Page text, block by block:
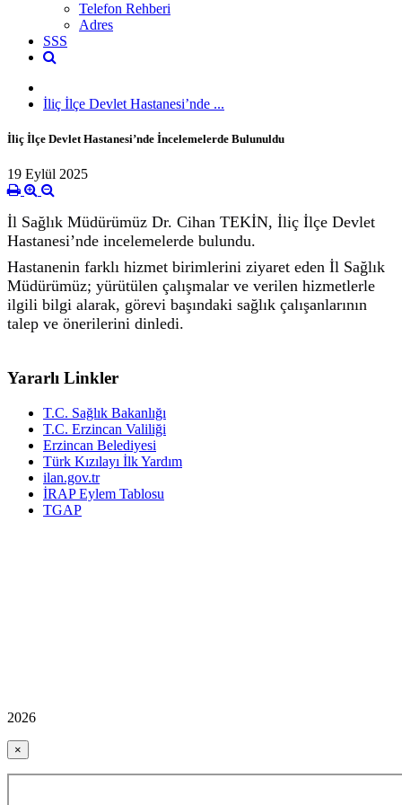
Telefon Rehberi
Adres
SSS
İliç İlçe Devlet Hastanesi’nde ...
İliç İlçe Devlet Hastanesi’nde İncelemelerde Bulunuldu
19 Eylül 2025
İl Sağlık Müdürümüz Dr. Cihan TEKİN, İliç İlçe Devlet
Hastanesi’nde incelemelerde bulundu.
Hastanenin farklı hizmet birimlerini ziyaret eden İl Sağlık
Müdürümüz; yürütülen çalışmalar ve verilen hizmetlerle
ilgili bilgi alarak, görevi başındaki sağlık çalışanlarının
talep ve önerilerini dinledi.
Yararlı Linkler
T.C. Sağlık Bakanlığı
T.C. Erzincan Valiliği
Erzincan Belediyesi
Türk Kızılayı İlk Yardım
ilan.gov.tr
İRAP Eylem Tablosu
TGAP
2026
×